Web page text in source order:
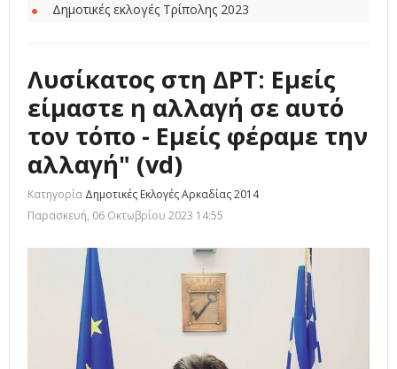
Δημοτικές εκλογές Τρίπολης 2023
Λυσίκατος στη ΔΡΤ: Εμείς
είμαστε η αλλαγή σε αυτό
τον τόπο - Εμείς φέραμε την
αλλαγή" (vd)
Κατηγορία Δημοτικές Εκλογές Αρκαδίας 2014
Παρασκευή, 06 Οκτωβρίου 2023 14:55